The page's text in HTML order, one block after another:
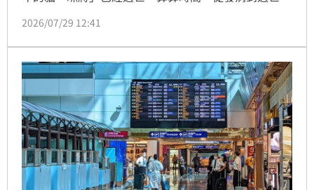
心裡準備，但這一天真的到來，我還是很難接受，這也
2026/07/29 12:41